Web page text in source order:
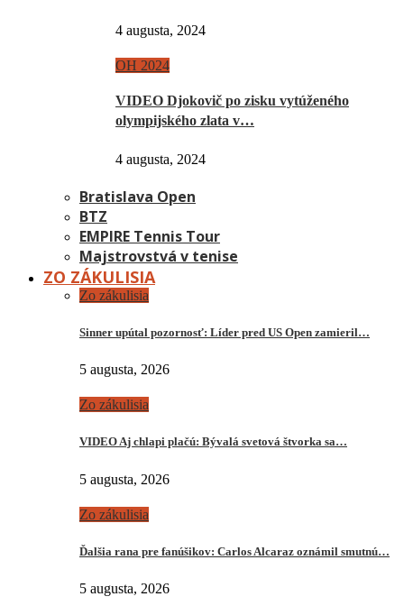
4 augusta, 2024
OH 2024
VIDEO Djokovič po zisku vytúženého
olympijského zlata v…
4 augusta, 2024
Bratislava Open
BTZ
EMPIRE Tennis Tour
Majstrovstvá v tenise
ZO ZÁKULISIA
Zo zákulisia
Sinner upútal pozornosť: Líder pred US Open zamieril…
5 augusta, 2026
Zo zákulisia
VIDEO Aj chlapi plačú: Bývalá svetová štvorka sa…
5 augusta, 2026
Zo zákulisia
Ďalšia rana pre fanúšikov: Carlos Alcaraz oznámil smutnú…
5 augusta, 2026